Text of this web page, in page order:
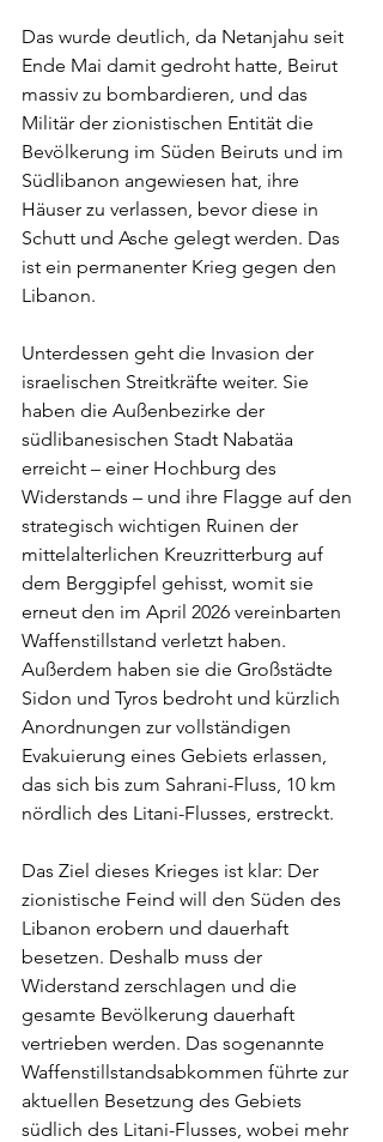
Das wurde deutlich, da Netanjahu seit
Ende Mai damit gedroht hatte, Beirut
massiv zu bombardieren, und das
Militär der zionistischen Entität die
Bevölkerung im Süden Beiruts und im
Südlibanon angewiesen hat, ihre
Häuser zu verlassen, bevor diese in
Schutt und Asche gelegt werden. Das
ist ein permanenter Krieg gegen den
Libanon.
Unterdessen geht die Invasion der
israelischen Streitkräfte weiter. Sie
haben die Außenbezirke der
südlibanesischen Stadt Nabatäa
erreicht – einer Hochburg des
Widerstands – und ihre Flagge auf den
strategisch wichtigen Ruinen der
mittelalterlichen Kreuzritterburg auf
dem Berggipfel gehisst, womit sie
erneut den im April 2026 vereinbarten
Waffenstillstand verletzt haben.
Außerdem haben sie die Großstädte
Sidon und Tyros bedroht und kürzlich
Anordnungen zur vollständigen
Evakuierung eines Gebiets erlassen,
das sich bis zum Sahrani-Fluss, 10 km
nördlich des Litani-Flusses, erstreckt.
Das Ziel dieses Krieges ist klar: Der
zionistische Feind will den Süden des
Libanon erobern und dauerhaft
besetzen. Deshalb muss der
Widerstand zerschlagen und die
gesamte Bevölkerung dauerhaft
vertrieben werden. Das sogenannte
Waffenstillstandsabkommen führte zur
aktuellen Besetzung des Gebiets
südlich des Litani-Flusses, wobei mehr